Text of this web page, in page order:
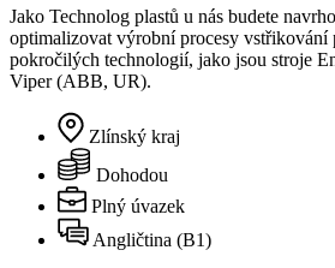
Jako Technolog plastů u nás budete
optimalizovat výrobní procesy vstřikování
pokročilých technologií, jako jsou stroje
Viper (ABB, UR).
Zlínský kraj
Dohodou
Plný úvazek
Angličtina (B1)